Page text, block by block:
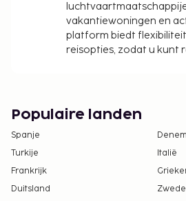
vakantiewoningen en
platform biedt
reisopties, zodat u kunt
Populaire landen
Spanje
Turkije
Italië
Frankrijk
Duitsland